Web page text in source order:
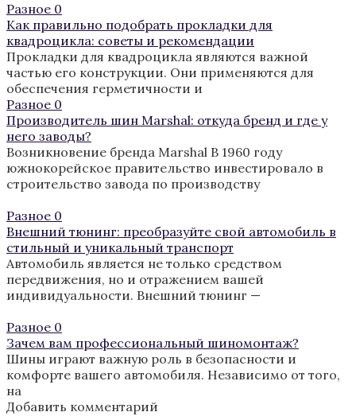
Разное 0
Как правильно подобрать прокладки для
квадроцикла: советы и рекомендации
Прокладки для квадроцикла являются важной
частью его конструкции. Они применяются для
обеспечения герметичности и
Разное 0
Производитель шин Marshal: откуда бренд и где у
него заводы?
Возникновение бренда Marshal В 1960 году
южнокорейское правительство инвестировало в
строительство завода по производству
Разное 0
Внешний тюнинг: преобразуйте свой автомобиль в
стильный и уникальный транспорт
Автомобиль является не только средством
передвижения, но и отражением вашей
индивидуальности. Внешний тюнинг —
Разное 0
Зачем вам профессиональный шиномонтаж?
Шины играют важную роль в безопасности и
комфорте вашего автомобиля. Независимо от того,
на
Добавить комментарий